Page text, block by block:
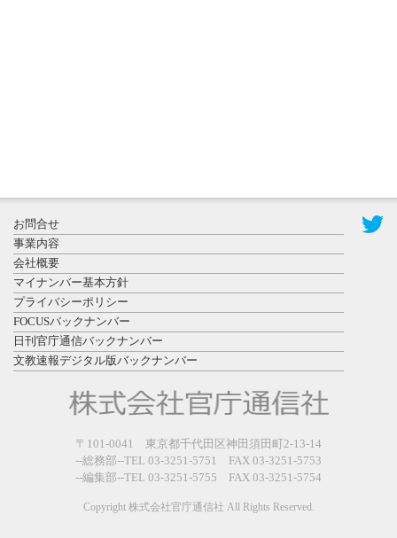
登録有形文
化財となっ
た東北大植
物園八...
日更新
県警等と大
規模災害時
お問合せ
事業内容
会社概要
マイナンバー基本方針
プライバシーポリシー
FOCUSバックナンバー
日刊官庁通信バックナンバー
文教速報デジタル版バックナンバー
〒101-0041 東京都千代田区神田須田町2-13-14
--総務部--TEL 03-3251-5751 FAX 03-3251-5753
--編集部--TEL 03-3251-5755 FAX 03-3251-5754
Copyright 株式会社官庁通信社 All Rights Reserved.